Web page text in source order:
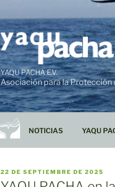
YAQU PACHA E.V.
Asociación para la Protección
NOTICIAS YAQU
PUBLICADO
EL
22 DE SEPTIEMBRE DE 2025